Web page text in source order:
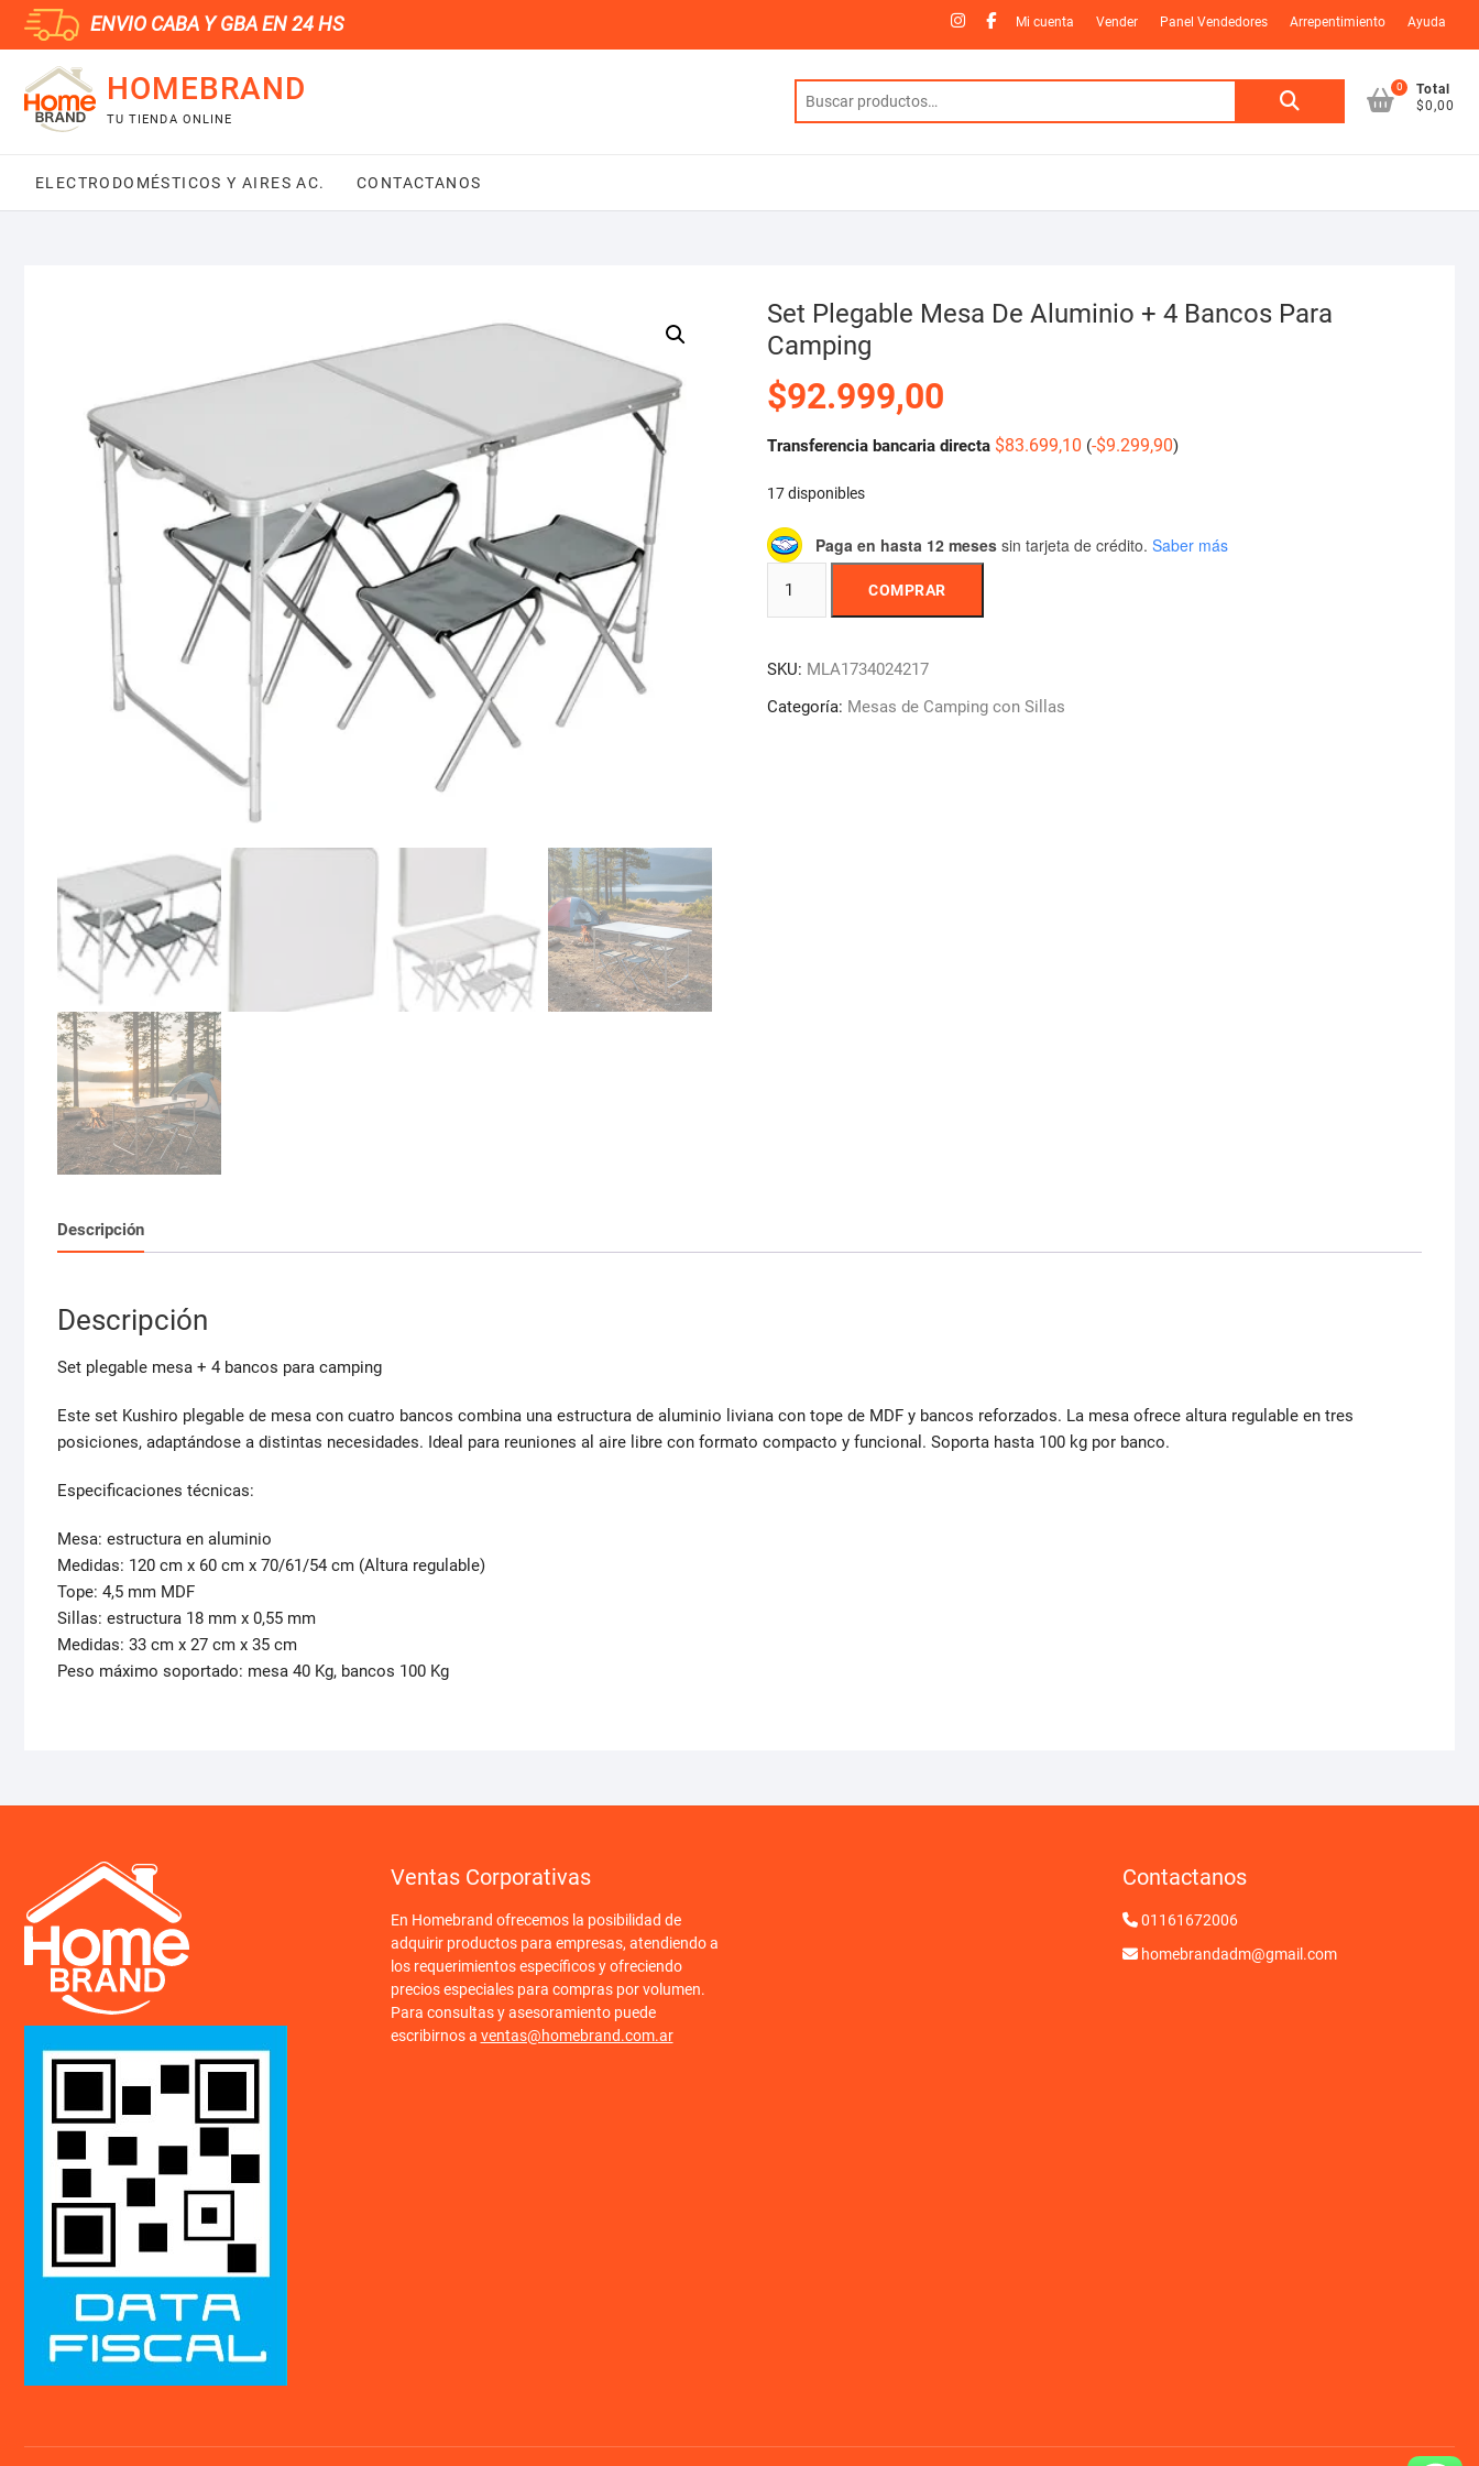
Saltar
contenido
ENVIO CABA Y GBA EN 24 HS Instagram
Facebook
Mi cuenta Vender Panel Vendedores Arrepentimiento Ayuda
HOMEBRAND
TU TIENDA ONLINE
Buscar
0
Total
$0,00
ELECTRODOMÉSTICOS Y AIRES AC. CONTACTANOS
Set Plegable Mesa De Aluminio + 4 Bancos Para
Camping
$92.999,00
Transferencia bancaria directa $83.699,10 (-$9.299,90)
17 disponibles
Paga en hasta 12 mesessin tarjeta de crédito. Saber más
Plegable
Aluminio
+
COMPRAR
SKU: MLA1734024217
Categoría: Mesas de Camping con Sillas
Descripción
Descripción
Set plegable mesa + 4 bancos para camping
Este set Kushiro plegable de mesa con cuatro bancos combina una estructura de aluminio liviana con tope de MDF y bancos reforzados. La mesa ofrece altura regulable en tres
posiciones, adaptándose a distintas necesidades. Ideal para reuniones al aire libre con formato compacto y funcional. Soporta hasta 100 kg por banco.
Especificaciones técnicas:
Mesa: estructura en aluminio
Medidas: 120 cm x 60 cm x 70/61/54 cm (Altura regulable)
Tope: 4,5 mm MDF
Sillas: estructura 18 mm x 0,55 mm
Medidas: 33 cm x 27 cm x 35 cm
Peso máximo soportado: mesa 40 Kg, bancos 100 Kg
Ventas Corporativas
En Homebrand ofrecemos la posibilidad de
adquirir productos para empresas, atendiendo a
los requerimientos específicos y ofreciendo
precios especiales para compras por volumen.
Para consultas y asesoramiento puede
escribirnos a ventas@homebrand.com.ar
Contactanos
01161672006
homebrandadm@gmail.com